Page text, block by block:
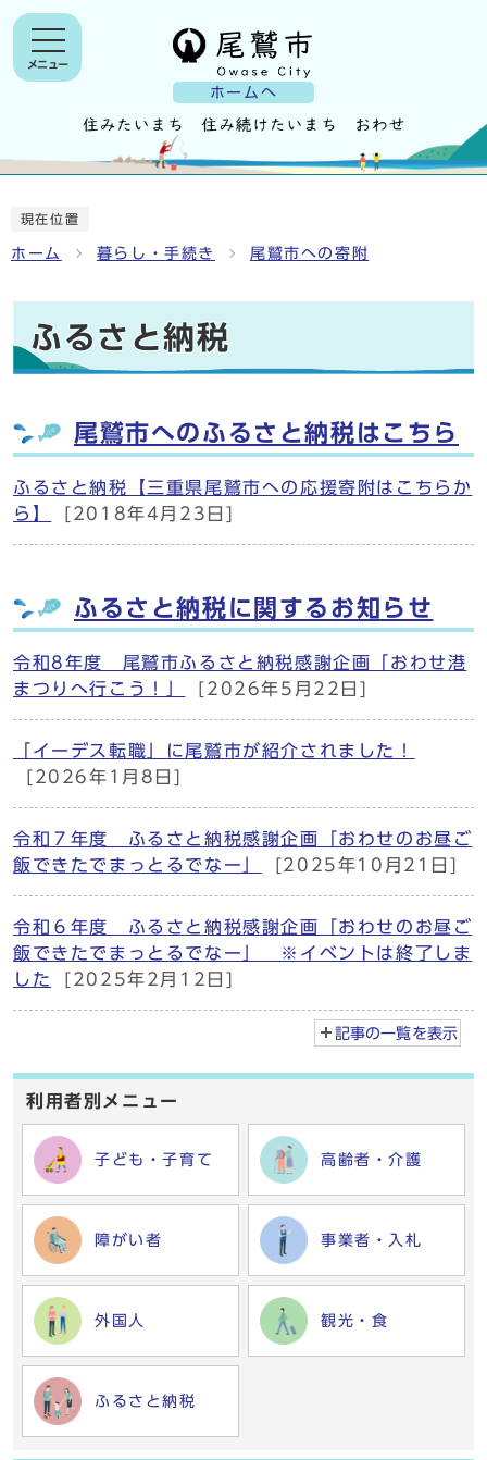
ホームへ
メニュー
現在位置
ホーム 暮らし・手続き 尾鷲市への寄附
ふるさと納税
尾鷲市へのふるさと納税はこちら
ふるさと納税【三重県尾鷲市への応援寄附はこちらか
ら】
[2018年4月23日]
ふるさと納税に関するお知らせ
令和8年度 尾鷲市ふるさと納税感謝企画「おわせ港
まつりへ行こう！」
[2026年5月22日]
「イーデス転職」に尾鷲市が紹介されました！
[2026年1月8日]
令和７年度 ふるさと納税感謝企画「おわせのお昼ご
飯できたでまっとるでなー」
[2025年10月21日]
令和６年度 ふるさと納税感謝企画「おわせのお昼ご
飯できたでまっとるでなー」 ※イベントは終了しま
した
[2025年2月12日]
記事の一覧を表示
利用者別メニュー
子ども・子育て 高齢者・介護
障がい者 事業者・入札
外国人 観光・食
ふるさと納税